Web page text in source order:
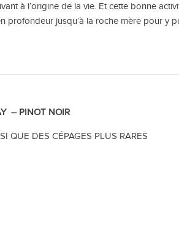
à l’origine de la vie. Et cette bonne
profondeur jusqu’à la roche mère pour y
– PINOT NOIR
QUE DES CÉPAGES PLUS RARES